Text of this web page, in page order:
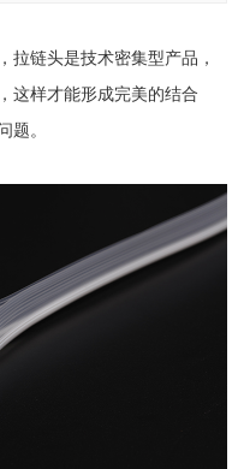
拉链头是技术密集型产品，
这样才能形成完美的结合
题。